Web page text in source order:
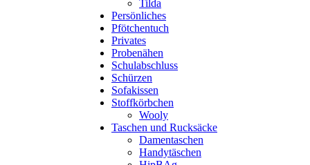
Tilda
Persönliches
Pfötchentuch
Privates
Probenähen
Schulabschluss
Schürzen
Sofakissen
Stoffkörbchen
Wooly
Taschen und Rucksäcke
Damentaschen
Handytäschen